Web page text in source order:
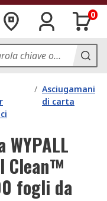
0
/ Asciugamani
di carta
Clean™
fogli da